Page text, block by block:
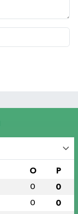
O P
0 0
0 0